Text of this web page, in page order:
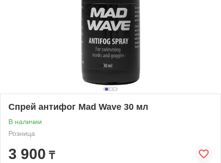
Спрей антифог Mad Wave 30 мл
В наличии
Розница
3 900 ₸